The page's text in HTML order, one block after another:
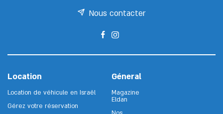
Nous contacter
Location
Location de véhicule en Israêl
Gérez votre réservation
Géneral
Magazine
Eldan